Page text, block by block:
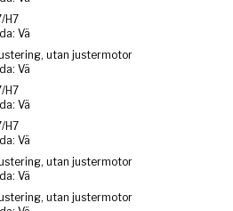
H7
Vä
utan justermotor
Vä
H7
Vä
H7
Vä
utan justermotor
Vä
utan justermotor